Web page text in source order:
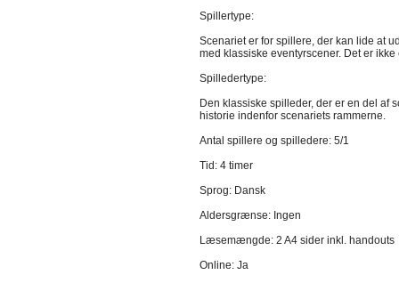
Spillertype:
Scenariet er for spillere, der kan lide at
med klassiske eventyrscener. Det er
Spilledertype:
Den klassiske spilleder, der er en del
historie indenfor scenariets rammerne.
Antal spillere og spilledere: 5/1
Tid: 4 timer
Sprog: Dansk
Aldersgrænse: Ingen
Læsemængde: 2 A4 sider inkl. handouts
Online: Ja